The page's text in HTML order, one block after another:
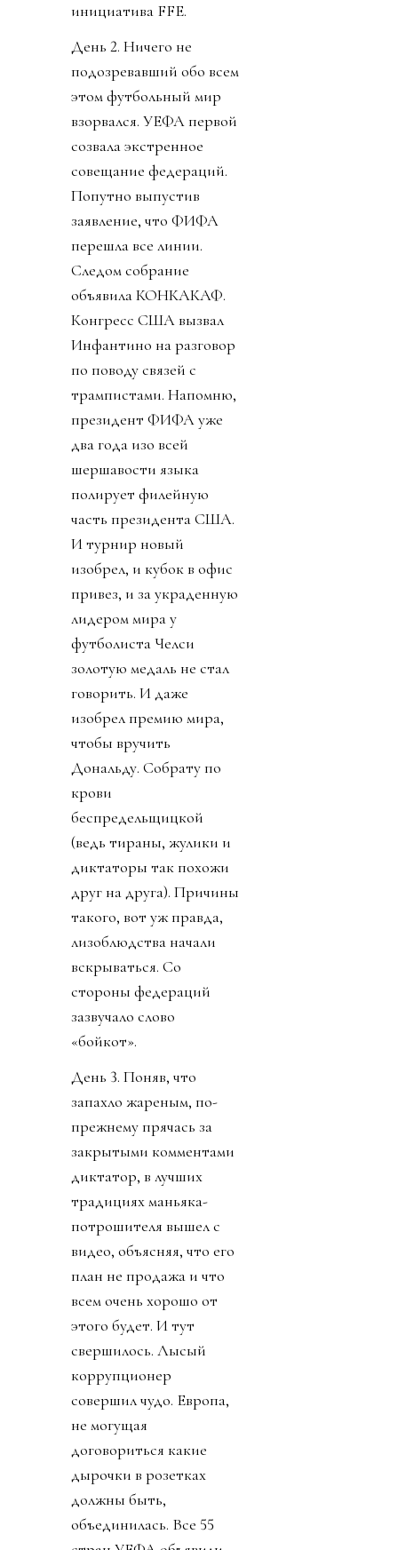
инициатива FFE.
День 2. Ничего не
подозревавший обо всем
этом футбольный мир
взорвался. УЕФА первой
созвала экстренное
совещание федераций.
Попутно выпустив
заявление, что ФИФА
перешла все линии.
Следом собрание
объявила КОНКАКАФ.
Конгресс США вызвал
Инфантино на разговор
по поводу связей с
трампистами. Напомню,
президент ФИФА уже
два года изо всей
шершавости языка
полирует филейную
часть президента США.
И турнир новый
изобрел, и кубок в офис
привез, и за украденную
лидером мира у
футболиста Челси
золотую медаль не стал
говорить. И даже
изобрел премию мира,
чтобы вручить
Дональду. Собрату по
крови
беспредельщицкой
(ведь тираны, жулики и
диктаторы так похожи
друг на друга). Причины
такого, вот уж правда,
лизоблюдства начали
вскрываться. Со
стороны федераций
зазвучало слово
«бойкот».
День 3. Поняв, что
запахло жареным, по-
прежнему прячась за
закрытыми комментами
диктатор, в лучших
традициях маньяка-
потрошителя вышел с
видео, объясняя, что его
план не продажа и что
всем очень хорошо от
этого будет. И тут
свершилось. Лысый
коррупционер
совершил чудо. Европа,
не могущая
договориться какие
дырочки в розетках
должны быть,
объединилась. Все 55